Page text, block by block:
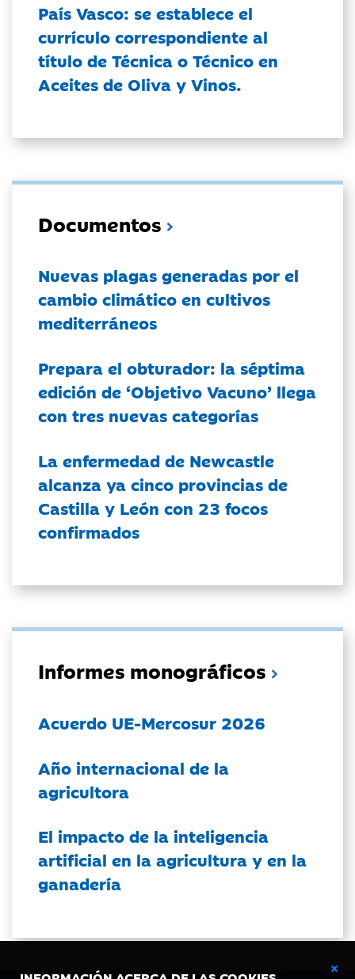
País Vasco: se establece el
currículo correspondiente al
título de Técnica o Técnico en
Aceites de Oliva y Vinos.
Documentos
Nuevas plagas generadas por el
cambio climático en cultivos
mediterráneos
Prepara el obturador: la séptima
edición de ‘Objetivo Vacuno’ llega
con tres nuevas categorías
La enfermedad de Newcastle
alcanza ya cinco provincias de
Castilla y León con 23 focos
confirmados
Informes monográficos
Acuerdo UE-Mercosur 2026
Año internacional de la
agricultora
El impacto de la inteligencia
artificial en la agricultura y en la
ganadería